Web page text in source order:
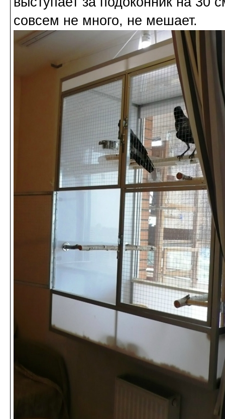
совсем не много, не мешает.